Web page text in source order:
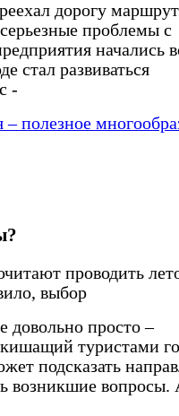
дорогу
проблемы с
начались
стал развиваться
-
– полезное
проводить
выбор
довольно просто –
туристами
подсказать
возникшие вопросы.